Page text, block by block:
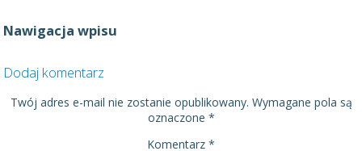
Nawigacja wpisu
Dodaj komentarz
Twój adres e-mail nie zostanie opublikowany. Wymagane pola są
oznaczone *
Komentarz *